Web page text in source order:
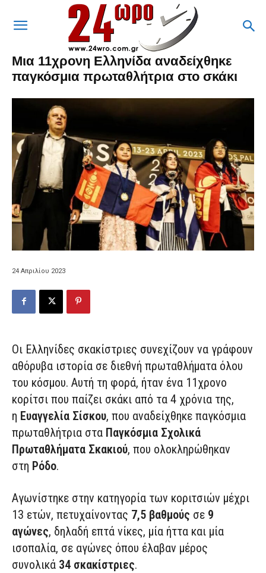
Μια 11χρονη Ελληνίδα αναδείχθηκε
παγκόσμια πρωταθλήτρια στο σκάκι
24 Απριλίου 2023
Οι Ελληνίδες σκακίστριες συνεχίζουν να γράφουν
αθόρυβα ιστορία σε διεθνή πρωταθλήματα όλου
του κόσμου. Αυτή τη φορά, ήταν ένα 11χρονο
κορίτσι που παίζει σκάκι από τα 4 χρόνια της,
η Ευαγγελία Σίσκου, που αναδείχθηκε παγκόσμια
πρωταθλήτρια στα Παγκόσμια Σχολικά
Πρωταθλήματα Σκακιού, που ολοκληρώθηκαν
στη Ρόδο.
Αγωνίστηκε στην κατηγορία των κοριτσιών μέχρι
13 ετών, πετυχαίνοντας 7,5 βαθμούς σε 9
αγώνες, δηλαδή επτά νίκες, μία ήττα και μία
ισοπαλία, σε αγώνες όπου έλαβαν μέρος
συνολικά 34 σκακίστριες.